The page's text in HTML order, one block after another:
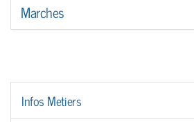
Marches
Infos Metiers